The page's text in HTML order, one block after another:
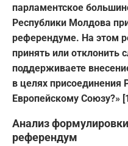
парламентское
Республики Молдова
референдуме. На этом
принять или
поддерживаете
в целях присоединения
Европейскому Союзу?»
Анализ
референдум